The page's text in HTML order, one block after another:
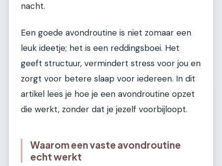
nacht.
Een goede avondroutine is niet zomaar een
leuk ideetje; het is een reddingsboei. Het
geeft structuur, vermindert stress voor jou en
zorgt voor betere slaap voor iedereen. In dit
artikel lees je hoe je een avondroutine opzet
die werkt, zonder dat je jezelf voorbijloopt.
Waarom een vaste avondroutine
echt werkt